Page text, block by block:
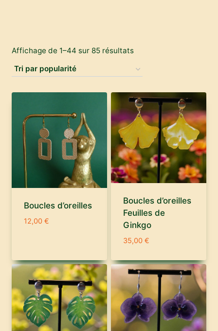
Affichage de 1–44 sur 85 résultatsTrié
popularité
Boucles d’oreilles
12,00 €
Boucles d’oreilles
Feuilles de
Ginkgo
35,00 €